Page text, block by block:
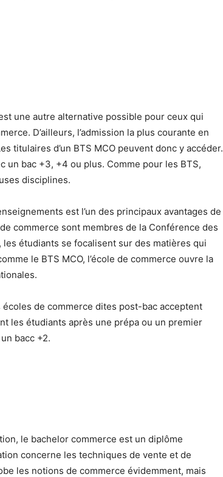
une autre alternative possible pour ceux qui
D’ailleurs, l’admission la plus courante en
titulaires d’un BTS MCO peuvent donc y accéder.
un bac +3, +4 ou plus. Comme pour les BTS,
disciplines.
est l’un des principaux avantages de
commerce sont membres de la Conférence des
étudiants se focalisent sur des matières qui
le BTS MCO, l’école de commerce ouvre la
de commerce dites post-bac acceptent
les étudiants après une prépa ou un premier
bacc +2.
le bachelor commerce est un diplôme
concerne les techniques de vente et de
les notions de commerce évidemment, mais